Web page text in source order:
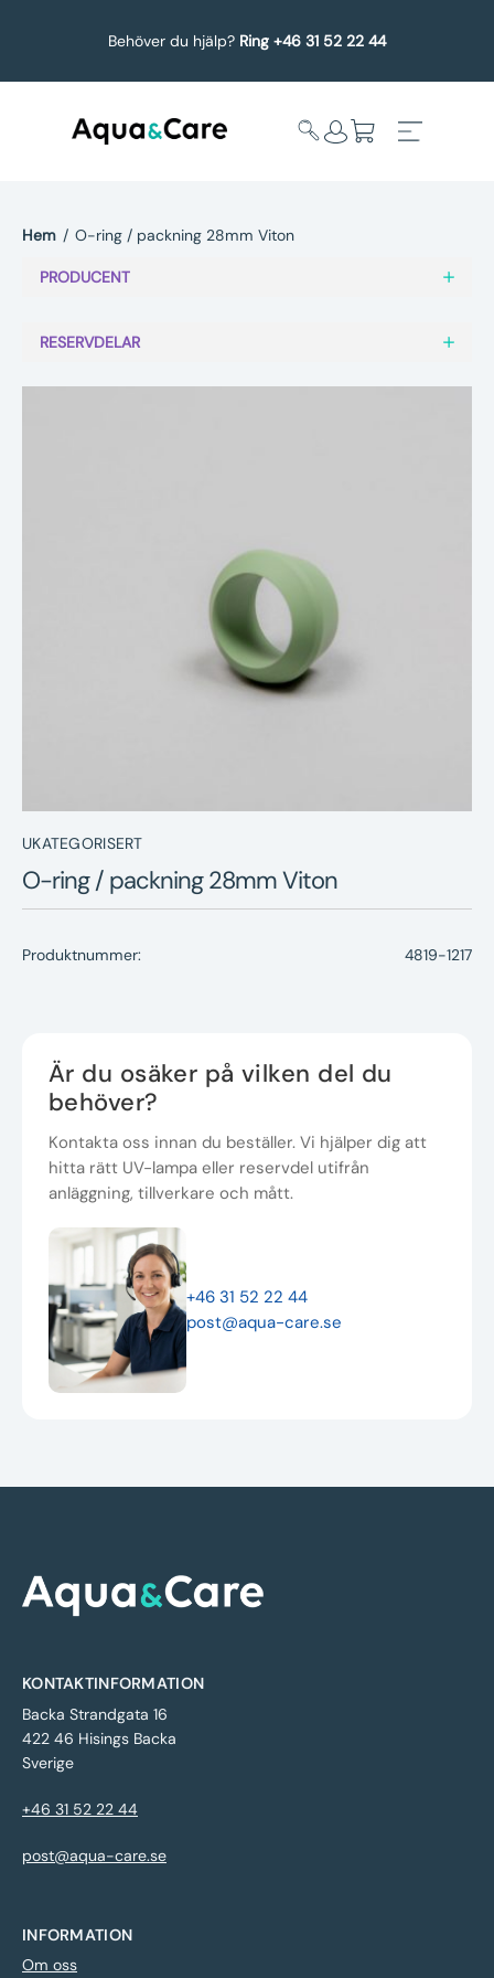
Behöver du hjälp? Ring +46 31 52 22 44
undermeny
Service
Underhållstips
Kontakt
Hem / O-ring / packning 28mm Viton
PRODUCENT
RESERVDELAR
UKATEGORISERT
O-ring / packning 28mm Viton
Produktnummer: 4819-1217
Är du osäker på vilken del du
behöver?
Kontakta oss innan du beställer. Vi hjälper dig att
hitta rätt UV-lampa eller reservdel utifrån
anläggning, tillverkare och mått.
+46 31 52 22 44
post@aqua-care.se
KONTAKTINFORMATION
Backa Strandgata 16
422 46 Hisings Backa
Sverige
+46 31 52 22 44
post@aqua-care.se
INFORMATION
Om oss